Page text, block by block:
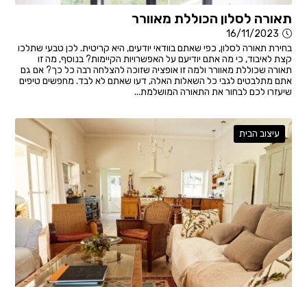
תאורה לסלון הכוללת מאוורר
16/11/2023
בחירת תאורה לסלון, כפי שאתם בוודאי יודעים, היא קריטית. לכן טבעי שתלכו
קצת לאיבוד, כי מה אתם יודיעם על האפשרויות הקיימות? בנוסף, מה זו
תאורה שכוללת מאוורר ולמה זו אופציה שזוכה להצלחה רבה כל כך? אם גם
אתם מתלבטים לגבי כל השאלות האלה, דעו שאתם לא לבד. מחפשים טיפים
שיעזרו לכם לבחור את התאורה המושלמת...
עיצוב הבית